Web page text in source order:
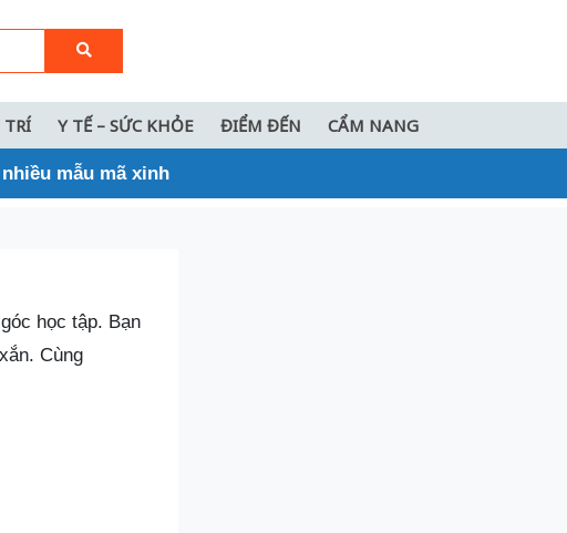
Y TẾ – SỨC KHỎE ĐIỂM ĐẾN CẨM NANG
mẫu mã xinh
học tập. Bạn
Cùng